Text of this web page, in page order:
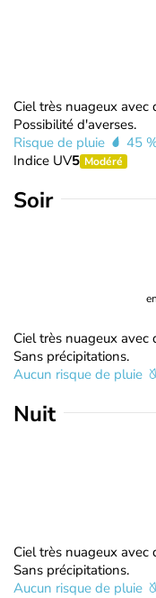
Ciel très nuageux avec
Possibilité d'averses.
Risque de pluie
45
Indice UV5 Modéré
Soir
Ciel très nuageux avec
Sans précipitations.
Aucun risque de pluie
Nuit
Ciel très nuageux avec
Sans précipitations.
Aucun risque de pluie